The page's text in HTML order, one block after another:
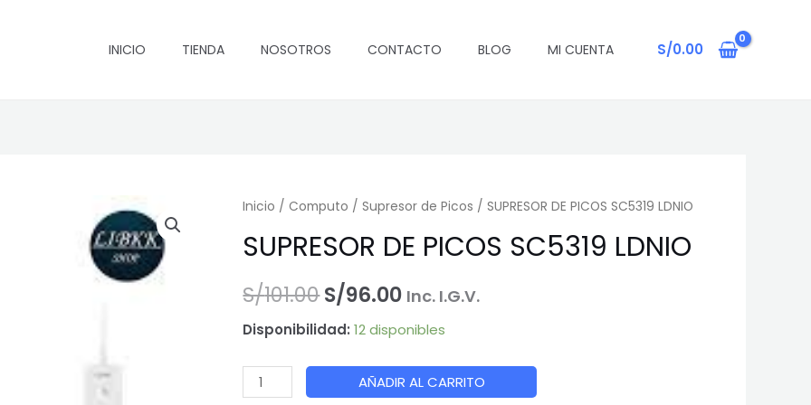
INICIO TIENDA NOSOTROS CONTACTO BLOG MI CUENTA S/0.00
Inicio /Computo /Supresor de Picos / SUPRESOR DE PICOS SC5319 LDNIO
SUPRESOR DE PICOS SC5319 LDNIO
S/101.00El
precio
original
S/96.00El
precio
actual
Inc. I.G.V.
Disponibilidad: 12 disponibles
SUPRESOR
AÑADIR AL CARRITO
era:
es: